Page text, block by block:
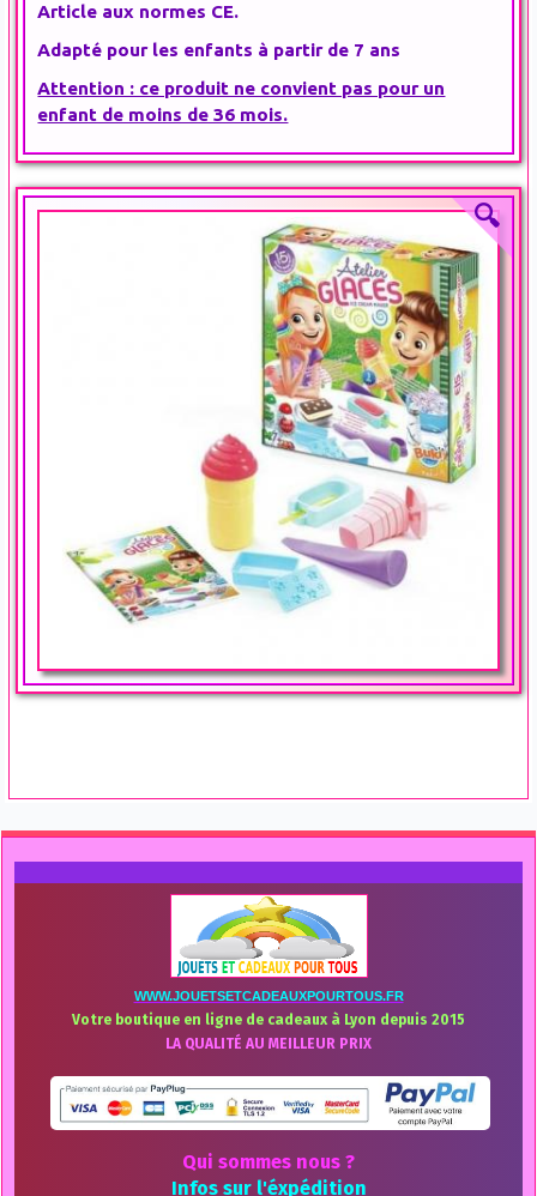
Article aux normes CE.
Adapté pour les enfants à partir de 7 ans
Attention : ce produit ne convient pas pour un
enfant de moins de 36 mois.
WWW.JOUETSETCADEAUXPOURTOUS.FR
Votre boutique en ligne de cadeaux à Lyon depuis 2015
LA QUALITÉ AU MEILLEUR PRIX
Qui sommes nous ?
Infos sur l'éxpédition